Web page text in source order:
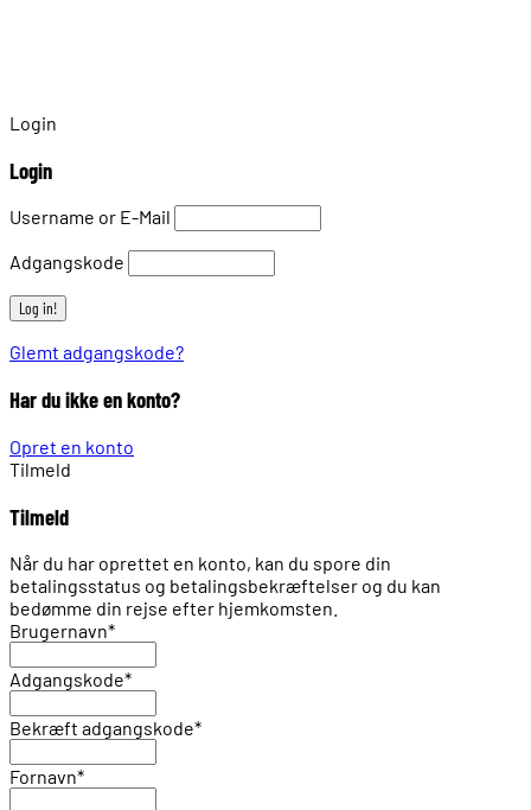
Login
Login
Username or E-Mail
Adgangskode
Glemt adgangskode?
Har du ikke en konto?
Opret en konto
Tilmeld
Tilmeld
Når du har oprettet en konto, kan du spore din
betalingsstatus og betalingsbekræftelser og du kan
bedømme din rejse efter hjemkomsten.
Brugernavn*
Adgangskode*
Bekræft adgangskode*
Fornavn*